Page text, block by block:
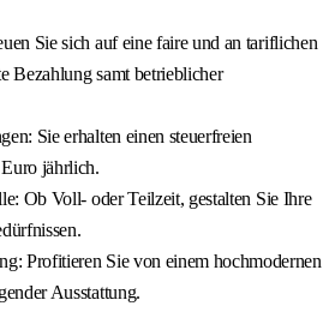
Sie sich auf eine faire und an tariflichen
Bezahlung samt betrieblicher
Sie erhalten einen steuerfreien
jährlich.
Ob Voll- oder Teilzeit, gestalten Sie Ihre
Profitieren Sie von einem hochmodernen
Ausstattung.